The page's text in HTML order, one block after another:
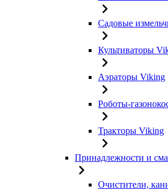
Садовые
Культиваторы
Аэраторы Viking
Роботы-
Тракторы Viking
Принадлежности и
Очистители,